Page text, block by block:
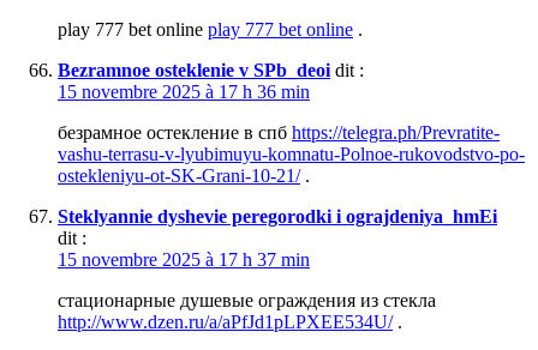
play 777 bet online play 777 bet online .
Bezramnoe osteklenie v SPb_deoi dit :
15 novembre 2025 à 17 h 36 min
безрамное остекление в спб https://telegra.ph/Prevratite-
vashu-terrasu-v-lyubimuyu-komnatu-Polnoe-rukovodstvo-po-
ostekleniyu-ot-SK-Grani-10-21/.
Steklyannie dyshevie peregorodki i ograjdeniya_hmEi
dit :
15 novembre 2025 à 17 h 37 min
стационарные душевые ограждения из стекла
http://www.dzen.ru/a/aPfJd1pLPXEE534U/.